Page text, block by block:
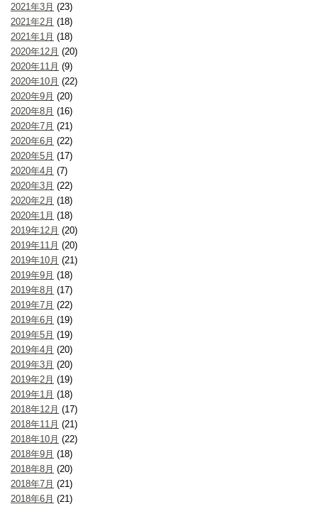
2021年3月 (23)
2021年2月 (18)
2021年1月 (18)
2020年12月 (20)
2020年11月 (9)
2020年10月 (22)
2020年9月 (20)
2020年8月 (16)
2020年7月 (21)
2020年6月 (22)
2020年5月 (17)
2020年4月 (7)
2020年3月 (22)
2020年2月 (18)
2020年1月 (18)
2019年12月 (20)
2019年11月 (20)
2019年10月 (21)
2019年9月 (18)
2019年8月 (17)
2019年7月 (22)
2019年6月 (19)
2019年5月 (19)
2019年4月 (20)
2019年3月 (20)
2019年2月 (19)
2019年1月 (18)
2018年12月 (17)
2018年11月 (21)
2018年10月 (22)
2018年9月 (18)
2018年8月 (20)
2018年7月 (21)
2018年6月 (21)